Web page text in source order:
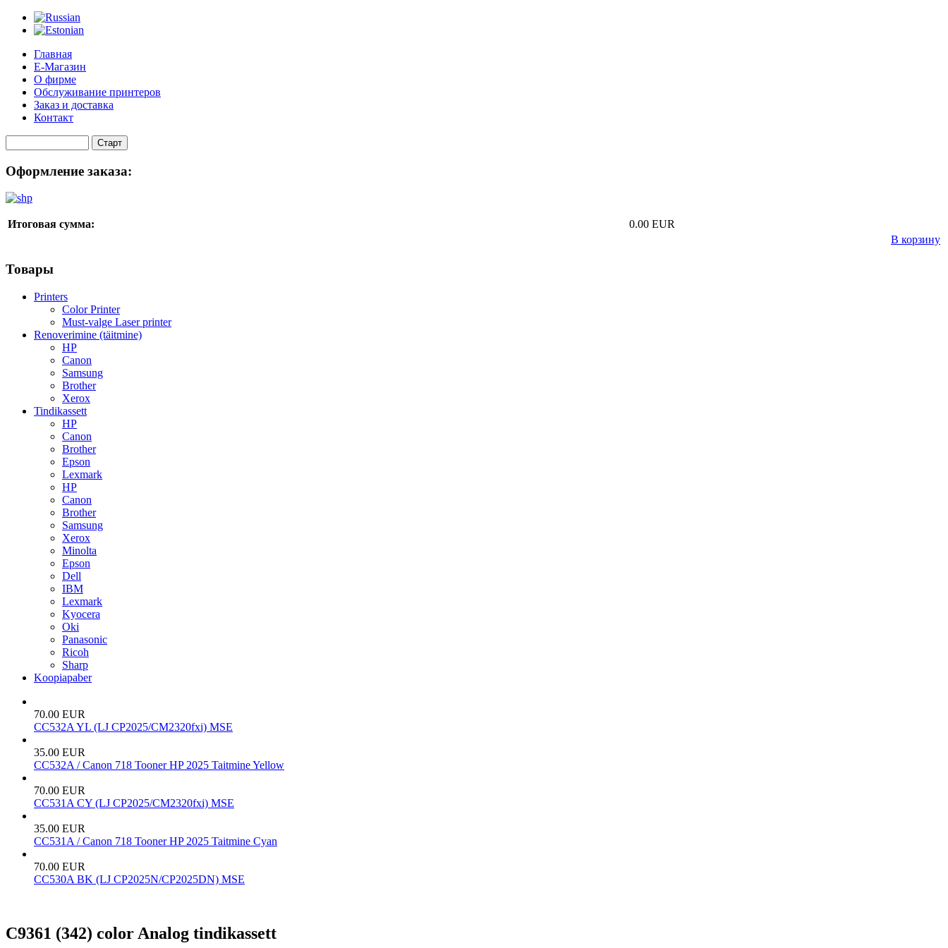
Главная
Е-Магазин
О фирме
Обслуживание принтеров
Заказ и доставка
Контакт
Оформление заказа:
Итоговая сумма:
0.00 EUR
В корзину
Товары
Printers
Color Printer
Must-valge Laser printer
Renoverimine (täitmine)
HP
Canon
Samsung
Brother
Xerox
Tindikassett
HP
Canon
Brother
Epson
Lexmark
HP
Canon
Brother
Samsung
Xerox
Minolta
Epson
Dell
IBM
Lexmark
Kyocera
Oki
Panasonic
Ricoh
Sharp
Koopiapaber
70.00 EUR
CC532A YL (LJ CP2025/CM2320fxi) MSE
35.00 EUR
CC532A / Canon 718 Tooner HP 2025 Taitmine Yellow
70.00 EUR
CC531A CY (LJ CP2025/CM2320fxi) MSE
35.00 EUR
CC531A / Canon 718 Tooner HP 2025 Taitmine Cyan
70.00 EUR
CC530A BK (LJ CP2025N/CP2025DN) MSE
C9361 (342) color Analog tindikassett